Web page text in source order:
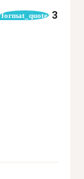
format_quote 3